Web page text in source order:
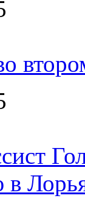
в